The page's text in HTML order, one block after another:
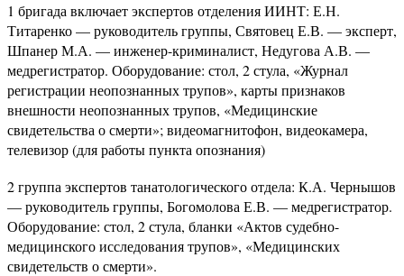
1 бригада включает экспертов отделения ИИНТ: Е.Н.
Титаренко — руководитель группы, Святовец Е.В. — эксперт,
Шпанер М.А. — инженер-криминалист, Недугова А.В. —
медрегистратор. Оборудование: стол, 2 стула, «Журнал
регистрации неопознанных трупов», карты признаков
внешности неопознанных трупов, «Медицинские
свидетельства о смерти»; видеомагнитофон, видеокамера,
телевизор (для работы пункта опознания)
2 группа экспертов танатологического отдела: К.А. Чернышов
— руководитель группы, Богомолова Е.В. — медрегистратор.
Оборудование: стол, 2 стула, бланки «Актов судебно-
медицинского исследования трупов», «Медицинских
свидетельств о смерти».